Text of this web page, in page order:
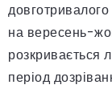
на вересень-
розкривається
період